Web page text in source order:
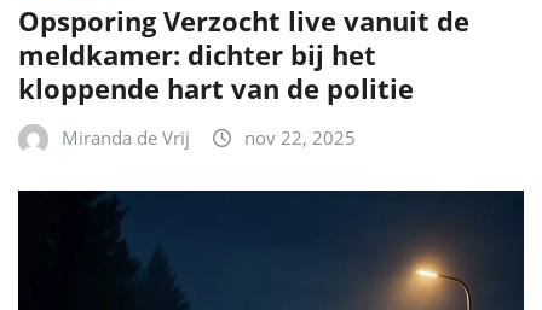
Opsporing Verzocht live vanuit de
meldkamer: dichter bij het
kloppende hart van de politie
Miranda de Vrij nov 22, 2025